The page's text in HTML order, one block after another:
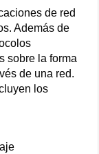
de red
Además de
sobre la forma
de una red.
los